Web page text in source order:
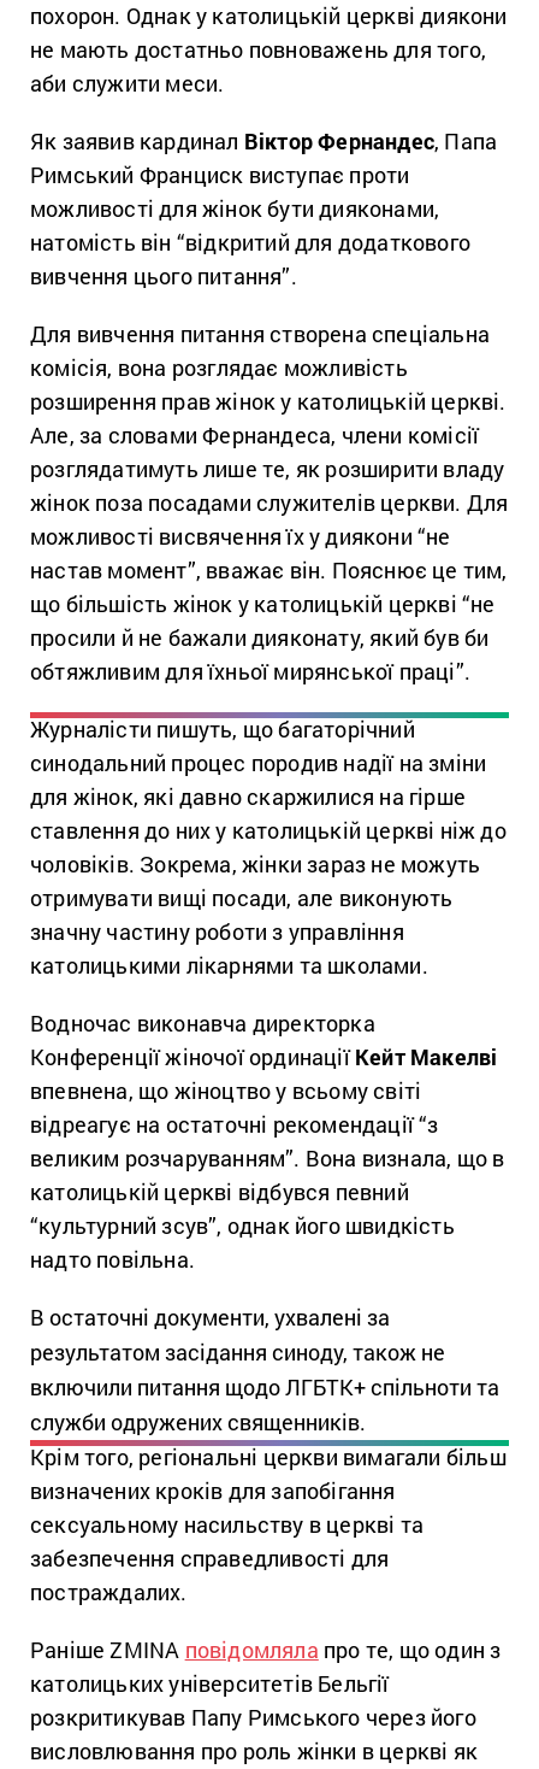
похорон. Однак у католицькій церкві диякони
не мають достатньо повноважень для того,
аби служити меси.
Як заявив кардинал Віктор Фернандес, Папа
Римський Франциск виступає проти
можливості для жінок бути дияконами,
натомість він “відкритий для додаткового
вивчення цього питання”.
Для вивчення питання створена спеціальна
комісія, вона розглядає можливість
розширення прав жінок у католицькій церкві.
Але, за словами Фернандеса, члени комісії
розглядатимуть лише те, як розширити владу
жінок поза посадами служителів церкви. Для
можливості висвячення їх у диякони “не
настав момент”, вважає він. Пояснює це тим,
що більшість жінок у католицькій церкві “не
просили й не бажали дияконату, який був би
обтяжливим для їхньої мирянської праці”.
Журналісти пишуть, що багаторічний
синодальний процес породив надії на зміни
для жінок, які давно скаржилися на гірше
ставлення до них у католицькій церкві ніж до
чоловіків. Зокрема, жінки зараз не можуть
отримувати вищі посади, але виконують
значну частину роботи з управління
католицькими лікарнями та школами.
Водночас виконавча директорка
Конференції жіночої ординаціїКейт Макелві
впевнена, що жіноцтво у всьому світі
відреагує на остаточні рекомендації “з
великим розчаруванням”. Вона визнала, що в
католицькій церкві відбувся певний
“культурний зсув”, однак його швидкість
надто повільна.
В остаточні документи, ухвалені за
результатом засідання синоду, також не
включили питання щодо ЛГБТК+ спільноти та
служби одружених священників.
Крім того, регіональні церкви вимагали більш
визначених кроків для запобігання
сексуальному насильству в церкві та
забезпечення справедливості для
постраждалих.
Раніше ZMINA повідомляла про те, що один з
католицьких університетів Бельгії
розкритикував Папу Римського через його
висловлювання про роль жінки в церкві як